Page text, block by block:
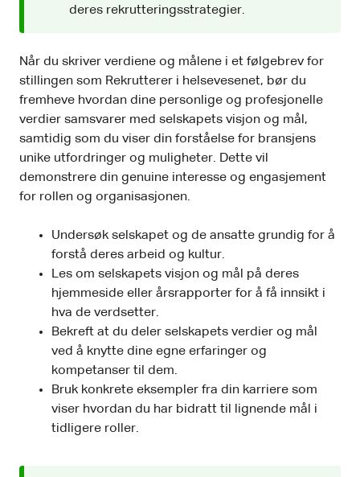
deres rekrutteringsstrategier.
Når du skriver verdiene og målene i et følgebrev for
stillingen som Rekrutterer i helsevesenet, bør du
fremheve hvordan dine personlige og profesjonelle
verdier samsvarer med selskapets visjon og mål,
samtidig som du viser din forståelse for bransjens
unike utfordringer og muligheter. Dette vil
demonstrere din genuine interesse og engasjement
for rollen og organisasjonen.
Undersøk selskapet og de ansatte grundig for å
forstå deres arbeid og kultur.
Les om selskapets visjon og mål på deres
hjemmeside eller årsrapporter for å få innsikt i
hva de verdsetter.
Bekreft at du deler selskapets verdier og mål
ved å knytte dine egne erfaringer og
kompetanser til dem.
Bruk konkrete eksempler fra din karriere som
viser hvordan du har bidratt til lignende mål i
tidligere roller.